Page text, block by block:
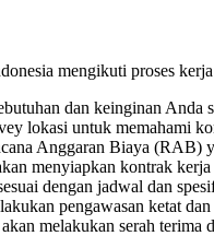
mengikuti proses
dan keinginan Anda
lokasi untuk memahami
Anggaran Biaya (RAB)
menyiapkan kontrak kerja
dengan jadwal dan
pengawasan ketat
melakukan serah